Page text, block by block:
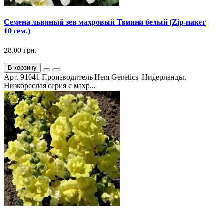
Семена львиный зев махровый Твинни белый (Zip-пакет
10 сем.)
28.00 грн.
В корзину
Арт. 91041 Производитель Hem Genetics, Нидерланды.
Низкорослая серия с махр...